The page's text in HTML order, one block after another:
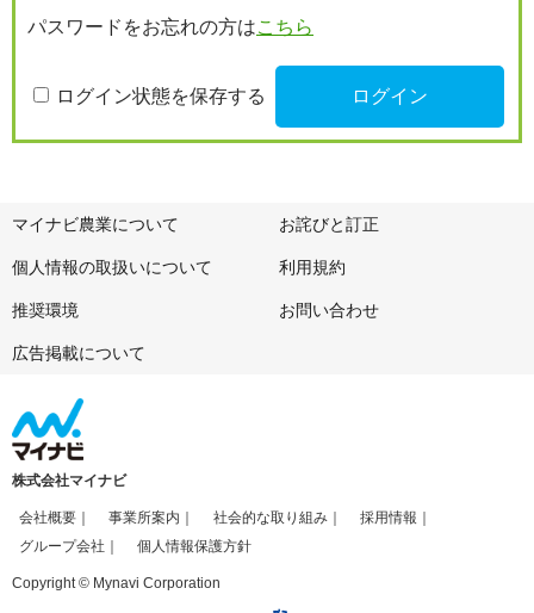
パスワードをお忘れの方はこちら
ログイン状態を保存する
マイナビ農業について お詫びと訂正
個人情報の取扱いについて 利用規約
推奨環境 お問い合わせ
広告掲載について
株式会社マイナビ
会社概要 事業所案内 社会的な取り組み
採用情報
グループ会社
個人情報保護方針
Copyright © Mynavi Corporation